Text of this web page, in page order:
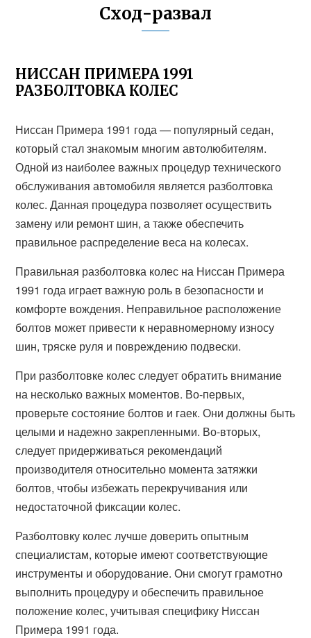
Сход-развал
НИССАН ПРИМЕРА 1991
РАЗБОЛТОВКА КОЛЕС
Ниссан Примера 1991 года — популярный седан,
который стал знакомым многим автолюбителям.
Одной из наиболее важных процедур технического
обслуживания автомобиля является разболтовка
колес. Данная процедура позволяет осуществить
замену или ремонт шин, а также обеспечить
правильное распределение веса на колесах.
Правильная разболтовка колес на Ниссан Примера
1991 года играет важную роль в безопасности и
комфорте вождения. Неправильное расположение
болтов может привести к неравномерному износу
шин, тряске руля и повреждению подвески.
При разболтовке колес следует обратить внимание
на несколько важных моментов. Во-первых,
проверьте состояние болтов и гаек. Они должны быть
целыми и надежно закрепленными. Во-вторых,
следует придерживаться рекомендаций
производителя относительно момента затяжки
болтов, чтобы избежать перекручивания или
недостаточной фиксации колес.
Разболтовку колес лучше доверить опытным
специалистам, которые имеют соответствующие
инструменты и оборудование. Они смогут грамотно
выполнить процедуру и обеспечить правильное
положение колес, учитывая специфику Ниссан
Примера 1991 года.